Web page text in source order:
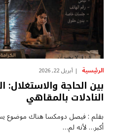
الرئيسية أبريل 22, 2026
بين الحاجة
النادلات بالمقاهي
بقلم : فيصل دومكسا هناك موضوع
أكبر… لأنه لم…